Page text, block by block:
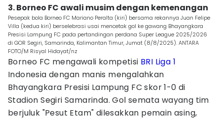
3. Borneo FC awali musim dengan kemenangan
Pesepak bola Borneo FC Mariano Peralta (kiri) bersama rekannya Juan Felipe
Villa (kedua kiri) berselebrasi usai mencetak gol ke gawang Bhayangkara
Presisi Lampung FC pada pertandingan perdana Super League 2025/2026
di GOR Segiri, Samarinda, Kalimantan Timur, Jumat (8/8/2025). ANTARA
FOTO/M Risyal Hidayat/nz
Borneo FC mengawali kompetisi BRI Liga 1
Indonesia dengan manis mengalahkan
Bhayangkara Presisi Lampung FC skor 1-0 di
Stadion Segiri Samarinda. Gol semata wayang tim
berjuluk "Pesut Etam" dilesakkan pemain asing,